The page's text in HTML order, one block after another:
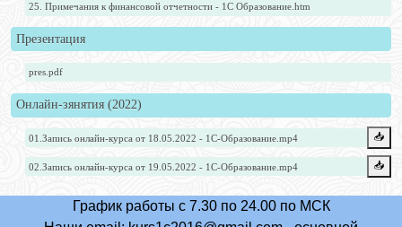
25. Примечания к финансовой отчетности - 1С Образование.htm
Презентация
pres.pdf
Онлайн-зянятия (2022)
01.Запись онлайн-курса от 18.05.2022 - 1С-Образование.mp4 📥️
02.Запись онлайн-курса от 19.05.2022 - 1С-Образование.mp4 📥️
График работы с 7.30 по 24.00 по МСК